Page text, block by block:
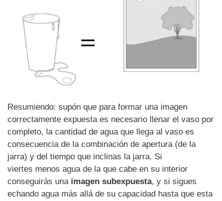
Resumiendo: supón que para formar una imagen
correctamente expuesta es necesario llenar el vaso por
completo, la cantidad de agua que llega al vaso es
consecuencia de la combinación de apertura (de la
jarra) y del tiempo que inclinas la jarra. Si
viertes menos agua de la que cabe en su interior
conseguirás una imagen subexpuesta, y si sigues
echando agua más allá de su capacidad hasta que esta